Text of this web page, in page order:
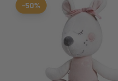
-50%